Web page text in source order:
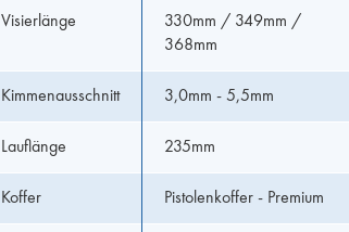
Visierlänge
330mm / 349mm /
368mm
Kimmenausschnitt 3,0mm - 5,5mm
Lauflänge 235mm
Koffer Pistolenkoffer - Premium